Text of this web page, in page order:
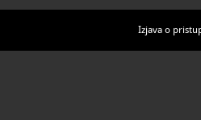
Izjava o